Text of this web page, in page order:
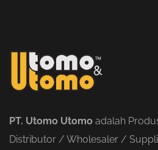
PT. Utomo Utomo adalah
Distributor / Wholesaler /